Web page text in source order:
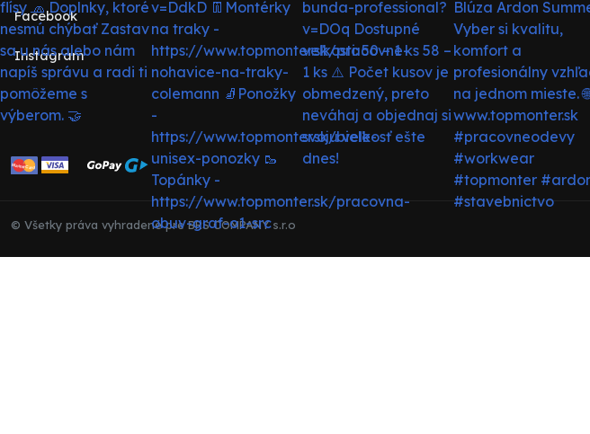
Facebook
Instagram
© Všetky práva vyhradené pre BRS COMPANY s.r.o